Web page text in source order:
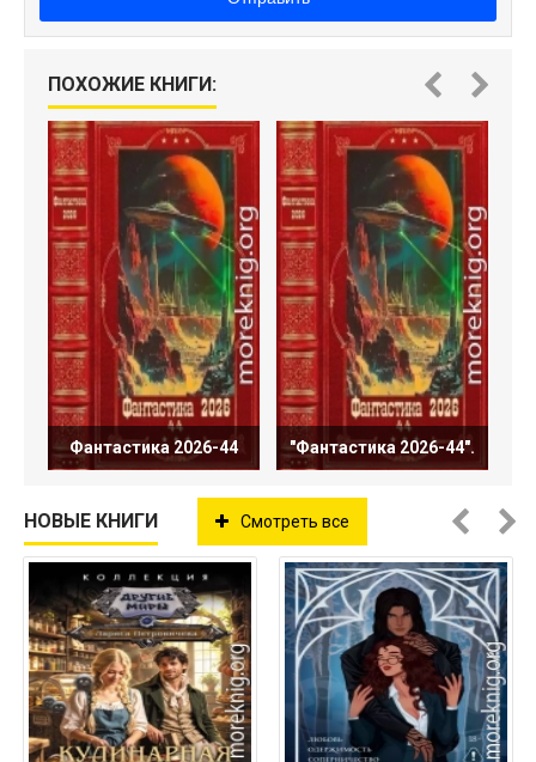
ПОХОЖИЕ КНИГИ:
Фантастика 2026-44 "Фантастика 2026-44".
НОВЫЕ КНИГИ Смотреть все